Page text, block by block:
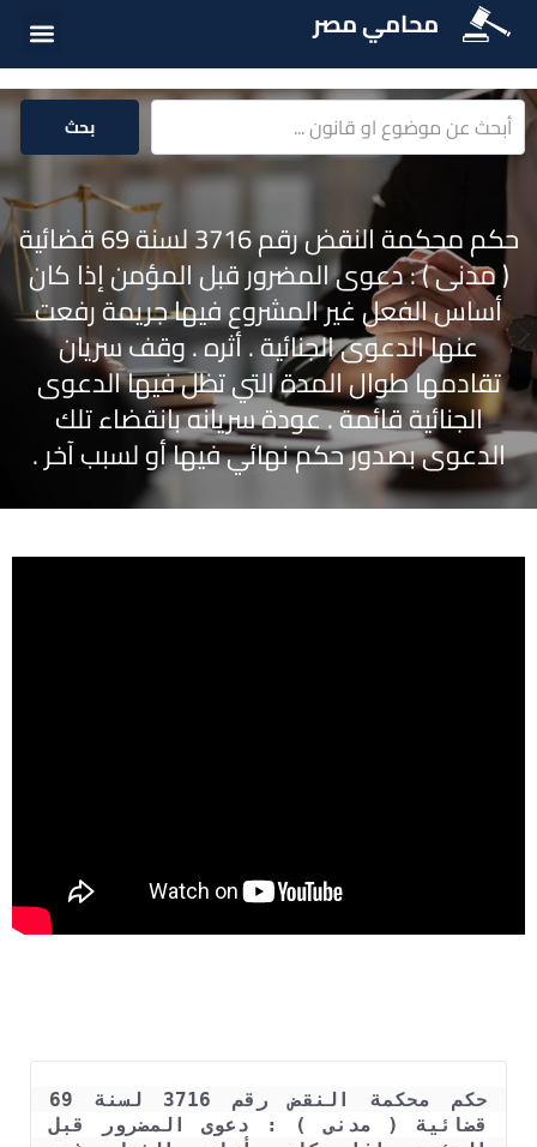
محامي مصر
بحث
حكم محكمة النقض رقم 3716 لسنة 69 قضائية
( مدنى ) : دعوى المضرور قبل المؤمن إذا كان
أساس الفعل غير المشروع فيها جريمة رفعت
عنها الدعوى الجنائية . أثره . وقف سريان
تقادمها طوال المدة التي تظل فيها الدعوى
الجنائية قائمة . عودة سريانه بانقضاء تلك
الدعوى بصدور حكم نهائي فيها أو لسبب آخر .
قضائية ( مدنى ) : دعوى المضرور قبل